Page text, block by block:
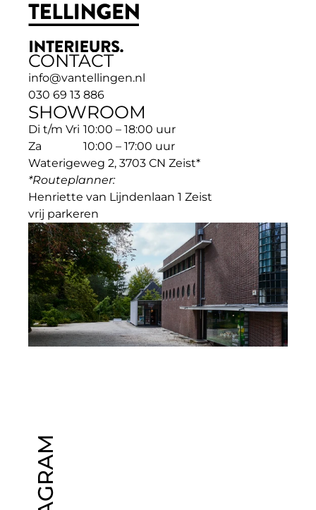
CONTACT
info@vantellingen.nl
030 69 13 886
SHOWROOM
Di t/m Vri
Za
10:00 – 18:00 uur
10:00 – 17:00 uur
Waterigeweg 2, 3703 CN Zeist*
*Routeplanner:
Henriette van Lijndenlaan 1 Zeist
vrij parkeren